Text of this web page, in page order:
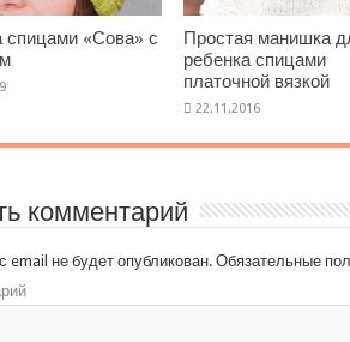
спицами «Сова» с
Простая манишка
ребенка спицами
платочной вязкой
комментарий
email не будет опубликован.Обязательные